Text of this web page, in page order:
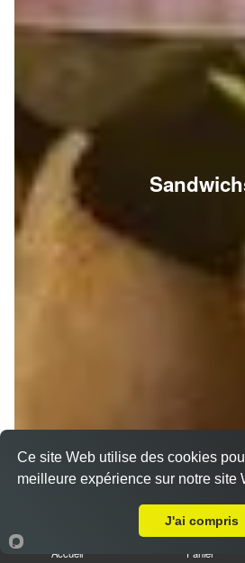
Accueil Panier
Ce site Web utilise des cookies
meilleure expérience sur notre site
J'ai compris